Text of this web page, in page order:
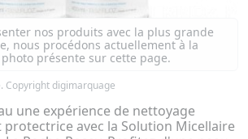
nos produits avec la plus grande
nous procédons actuellement à la
présente sur cette page.
Copyright digimarquage
une expérience de nettoyage
avec la Solution Micellaire